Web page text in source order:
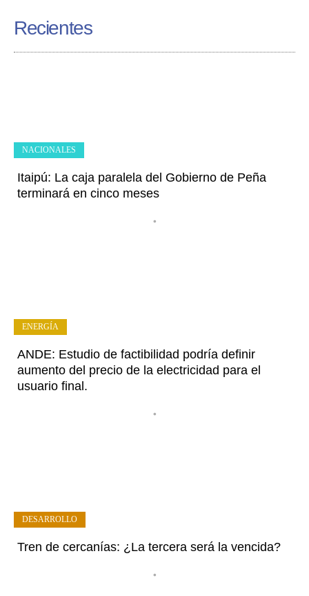
Recientes
Itaipú: La caja paralela del Gobierno de Peña
terminará en cinco meses
•
NACIONALES
ANDE: Estudio de factibilidad podría definir
aumento del precio de la electricidad para el
usuario final.
•
ENERGÍA
Tren de cercanías: ¿La tercera será la vencida?
•
DESARROLLO